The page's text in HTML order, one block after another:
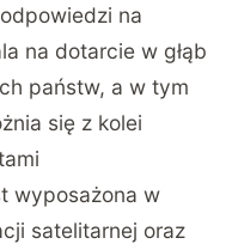
na
na dotarcie w głąb
państw, a w tym
się z kolei
wyposażona w
satelitarnej oraz